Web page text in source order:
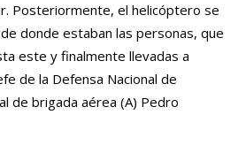
Posteriormente, el helicóptero se
donde estaban las personas, que
este y finalmente llevadas a
de la Defensa Nacional de
de brigada aérea (A) Pedro